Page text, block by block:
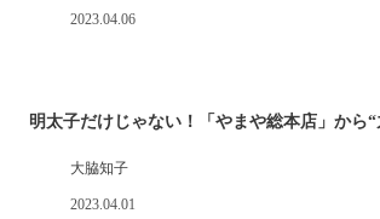
2023.04.06
明太子だけじゃない！「やまや総本店」から
大脇知子
2023.04.01